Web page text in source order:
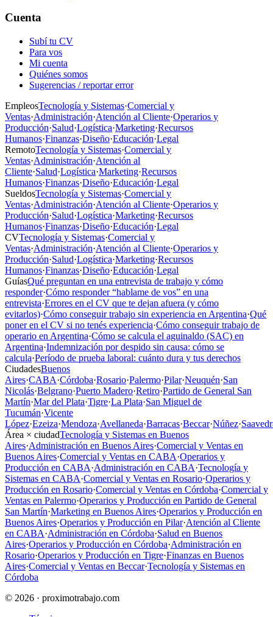
Cuenta
Subí tu CV
Para vos
Mi cuenta
Quiénes somos
Sugerencias / reportar error
EmpleosTecnología y Sistemas·Comercial y
Ventas·Administración·Atención al Cliente·Operarios y
Producción·Salud·Logística·Marketing·Recursos
Humanos·Finanzas·Diseño·Educación·Legal
RemotoTecnología y Sistemas·Comercial y
Ventas·Administración·Atención al
Cliente·Salud·Logística·Marketing·Recursos
Humanos·Finanzas·Diseño·Educación·Legal
SueldosTecnología y Sistemas·Comercial y
Ventas·Administración·Atención al Cliente·Operarios y
Producción·Salud·Logística·Marketing·Recursos
Humanos·Finanzas·Diseño·Educación·Legal
CVTecnología y Sistemas·Comercial y
Ventas·Administración·Atención al Cliente·Operarios y
Producción·Salud·Logística·Marketing·Recursos
Humanos·Finanzas·Diseño·Educación·Legal
GuíasQué preguntan en una entrevista de trabajo y cómo
responder·Cómo responder “hablame de vos” en una
entrevista·Errores en el CV que te dejan afuera (y cómo
evitarlos)·Cómo conseguir trabajo sin experiencia en Argentina·Qué
poner en el CV si no tenés experiencia·Cómo conseguir trabajo de
operario en Argentina·Cómo se calcula el aguinaldo (SAC) en
Argentina·Indemnización por despido sin causa: cómo se
calcula·Período de prueba laboral: cuánto dura y tus derechos
CiudadesBuenos
Aires·CABA·Córdoba·Rosario·Palermo·Pilar·Neuquén·San
Nicolás·Belgrano·Puerto Madero·Retiro·Partido de General San
Martín·Mar del Plata·Tigre·La Plata·San Miguel de
Tucumán·Vicente
López·Ezeiza·Mendoza·Avellaneda·Barracas·Beccar·Núñez·
Área × ciudadTecnología y Sistemas en Buenos
Aires·Administración en Buenos Aires·Comercial y Ventas en
Buenos Aires·Comercial y Ventas en CABA·Operarios y
Producción en CABA·Administración en CABA·Tecnología y
Sistemas en CABA·Comercial y Ventas en Rosario·Operarios y
Producción en Rosario·Comercial y Ventas en Córdoba·Comercial y
Ventas en Palermo·Operarios y Producción en Partido de General
San Martín·Marketing en Buenos Aires·Operarios y Producción en
Buenos Aires·Operarios y Producción en Pilar·Atención al Cliente
en CABA·Administración en Córdoba·Salud en Buenos
Aires·Operarios y Producción en Córdoba·Administración en
Rosario·Operarios y Producción en Tigre·Finanzas en Buenos
Aires·Comercial y Ventas en Beccar·Tecnología y Sistemas en
Córdoba
© 2026 · proximotrabajo.com